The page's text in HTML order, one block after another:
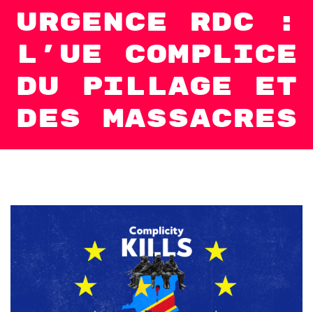
URGENCE RDC :
L’UE COMPLICE
DU PILLAGE ET
DES MASSACRES